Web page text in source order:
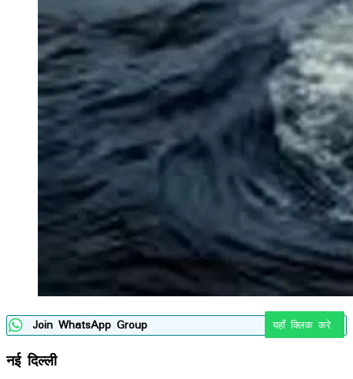
Join WhatsApp Group यहाँ क्लिक करे
नई दिल्ली